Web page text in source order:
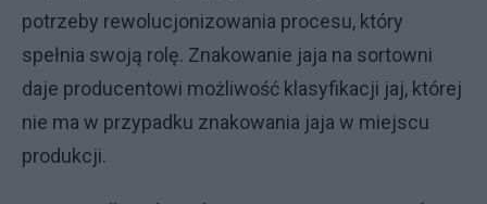
potrzeby rewolucjonizowania procesu, który
spełnia swoją rolę. Znakowanie jaja na sortowni
daje producentowi możliwość klasyfikacji jaj, której
nie ma w przypadku znakowania jaja w miejscu
produkcji.